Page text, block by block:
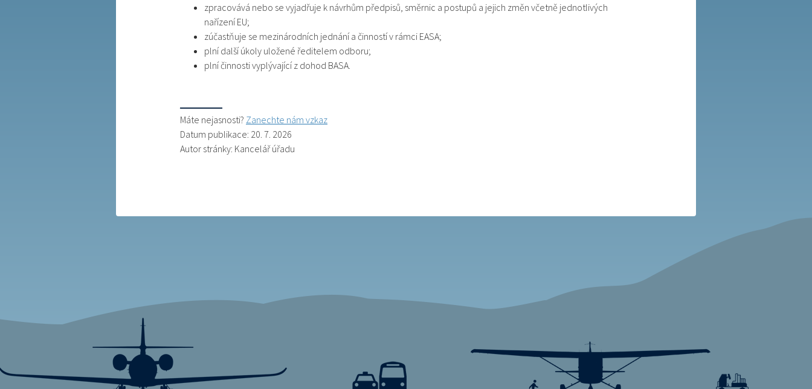
zpracovává nebo se vyjadřuje k návrhům předpisů, směrnic a postupů a jejich změn včetně jednotlivých
nařízení EU;
zúčastňuje se mezinárodních jednání a činností v rámci EASA;
plní další úkoly uložené ředitelem odboru;
plní činnosti vyplývající z dohod BASA.
Máte nejasnosti? Zanechte nám vzkaz
Datum publikace: 20. 7. 2026
Autor stránky: Kancelář úřadu